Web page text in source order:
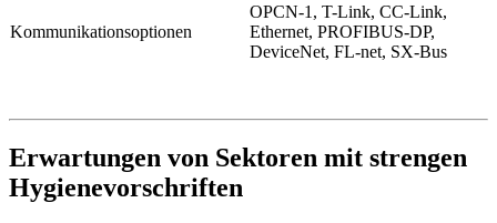
Kommunikationsoptionen
OPCN-1, T-Link, CC-Link,
Ethernet, PROFIBUS-DP,
DeviceNet, FL-net, SX-Bus
Erwartungen von Sektoren mit strengen
Hygienevorschriften